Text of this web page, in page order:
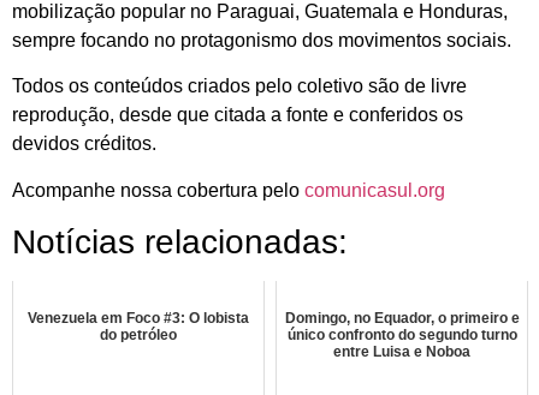
mobilização popular no Paraguai, Guatemala e Honduras,
sempre focando no protagonismo dos movimentos sociais.
Todos os conteúdos criados pelo coletivo são de livre
reprodução, desde que citada a fonte e conferidos os
devidos créditos.
Acompanhe nossa cobertura pelo comunicasul.org
Notícias relacionadas:
Venezuela em Foco #3: O lobista
do petróleo
Domingo, no Equador, o primeiro e
único confronto do segundo turno
entre Luisa e Noboa